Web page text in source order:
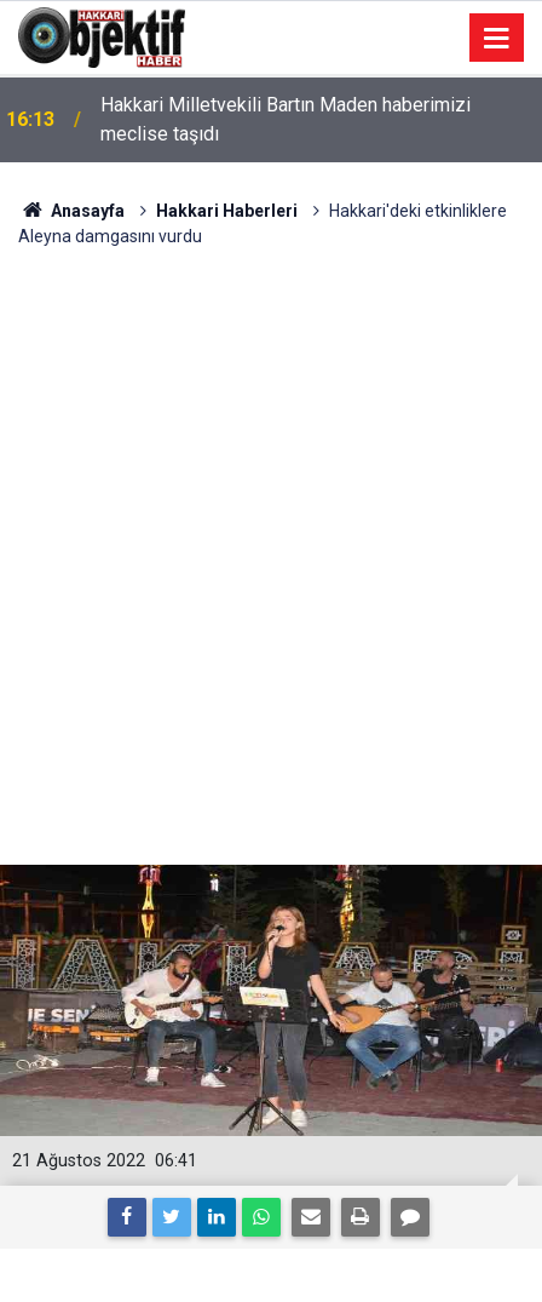
16:13
Hakkari Milletvekili Bartın Maden haberimizi
meclise taşıdı
Anasayfa Hakkari Haberleri
Hakkari'deki etkinliklere
Aleyna damgasını vurdu
06:41
21 Ağustos 2022